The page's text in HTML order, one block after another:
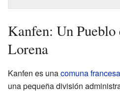
Kanfen: Un Pueblo
Lorena
Kanfen es unacomuna francesa
una pequeña división